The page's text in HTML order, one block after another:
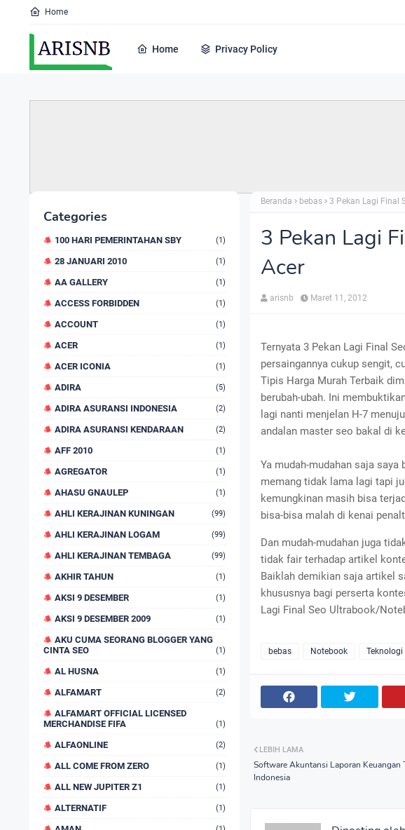
Home
Home Privacy Policy
Categories
100 HARI PEMERINTAHAN SBY (1)
28 JANUARI 2010 (1)
AA GALLERY (1)
ACCESS FORBIDDEN (1)
ACCOUNT (1)
ACER (1)
ACER ICONIA (1)
ADIRA (5)
ADIRA ASURANSI INDONESIA (2)
ADIRA ASURANSI KENDARAAN (2)
AFF 2010 (1)
AGREGATOR (1)
AHASU GNAULEP (1)
AHLI KERAJINAN KUNINGAN (99)
AHLI KERAJINAN LOGAM (99)
AHLI KERAJINAN TEMBAGA (99)
AKHIR TAHUN (1)
AKSI 9 DESEMBER (1)
AKSI 9 DESEMBER 2009 (1)
AKU CUMA SEORANG BLOGGER YANG
CINTA SEO
(1)
AL HUSNA (1)
ALFAMART (2)
ALFAMART OFFICIAL LICENSED
MERCHANDISE FIFA
(1)
ALFAONLINE (2)
ALL COME FROM ZERO (1)
ALL NEW JUPITER Z1 (1)
ALTERNATIF (1)
Beranda bebas 3 Pekan Lagi Final
3 Pekan Lagi
Acer
arisnb Maret 11, 2012
Ternyata 3 Pekan Lagi Final
persaingannya cukup sengit,
Tipis Harga Murah Terbaik
berubah-ubah. Ini
lagi nanti menjelan H-7
andalan master seo bakal di
Ya mudah-mudahan saja
memang tidak lama lagi tapi
kemungkinan masih bisa
bisa-bisa malah di kenai
Dan mudah-mudahan juga
tidak fair terhadap artikel
Baiklah demikian saja artikel
khususnya bagi perserta
Lagi Final Seo Ultrabook/
bebas Notebook Teknologi
LEBIH LAMA
Software Akuntansi Laporan Keuangan
Indonesia